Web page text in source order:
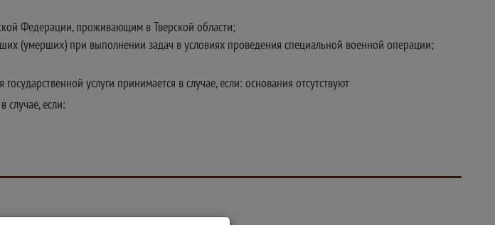
Федерации, проживающим в Тверской области;
(умерших) при выполнении задач в условиях проведения специальной военной операции;
услуги принимается в случае, если: основания отсутствуют
случае, если: